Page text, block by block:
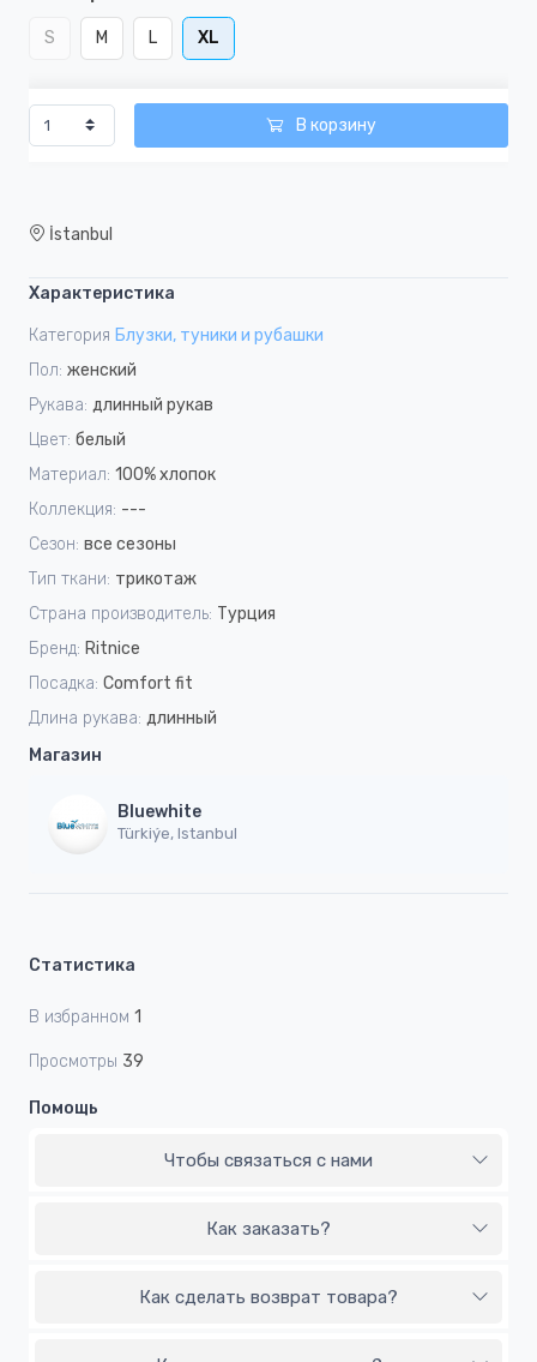
S M L XL
В корзину
İstanbul
Характеристика
Категория Блузки, туники и рубашки
Пол: женский
Рукава: длинный рукав
Цвет: белый
Материал: 100% хлопок
Коллекция: ---
Сезон: все сезоны
Тип ткани: трикотаж
Страна производитель: Турция
Бренд: Ritnice
Посадка: Сomfort fit
Длина рукава: длинный
Магазин
Bluewhite
Türkiýe, Istanbul
Статистика
В избранном 1
Просмотры 39
Помощь
Чтобы связаться с нами
Как заказать?
Как сделать возврат товара?